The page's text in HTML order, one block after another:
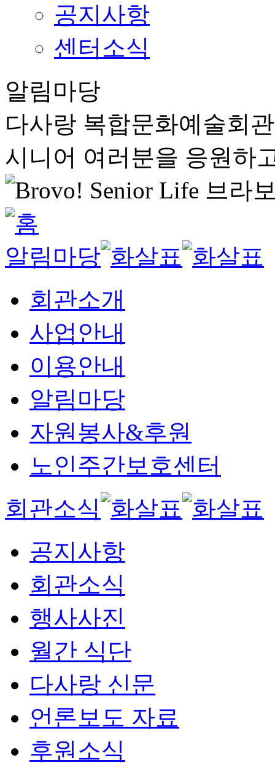
공지사항
센터소식
알림마당
다사랑 복합문화예술회
시니어 여러분을 응원하
알림마당
회관소개
사업안내
이용안내
알림마당
자원봉사&후원
노인주간보호센터
회관소식
공지사항
회관소식
행사사진
월간 식단
다사랑 신문
언론보도 자료
후원소식